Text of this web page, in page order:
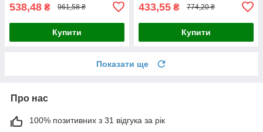
538,48 ₴ 961,58 ₴
Купити
433,55 ₴ 774,20 ₴
Купити
Показати ще
Про нас
100% позитивних з 31 відгука за рік